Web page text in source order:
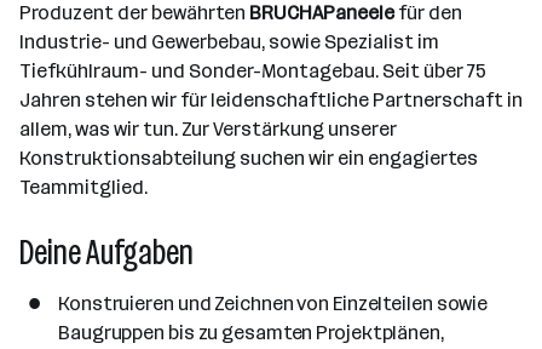
e
n
e
b
e
r
e
i
t
e
r
*
n
n
o
r
t
e
Produzent der bewährten BRUCHAPaneelefür den
Industrie- und Gewerbebau, sowie Spezialist im
Tiefkühlraum- und Sonder-Montagebau. Seit über 75
Jahren stehen wir für leidenschaftliche Partnerschaft in
allem, was wir tun. Zur Verstärkung unserer
Konstruktionsabteilung suchen wir ein engagiertes
Teammitglied.
Deine Aufgaben
Konstruieren und Zeichnen von Einzelteilen sowie
Baugruppen bis zu gesamten Projektplänen,